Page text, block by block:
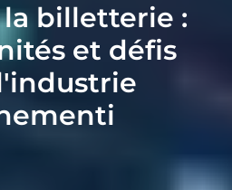
la billetterie :
et défis